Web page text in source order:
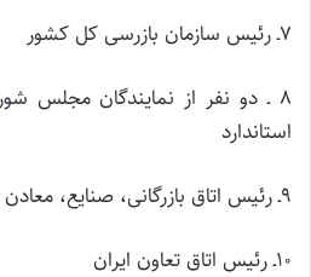
۷ـ رئیس سازمان بازرسی کل کشور
۸ ـ دو نفر از نمایندگان مجلس
استاندارد
۹ـ رئیس اتاق بازرگانی، صنایع، معادن و کشاورزی ایران
۱۰ـ رئیس اتاق تعاون ایران